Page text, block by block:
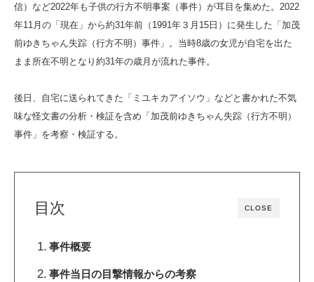
信）など2022年も子供の行方不明事案（事件）が耳目を集めた。2022
年11月の「現在」から約31年前（1991年３月15日）に発生した「加茂
前ゆきちゃん失踪（行方不明）事件」。当時8歳の女児が自宅を出た
まま所在不明となり約31年の歳月が流れた事件。
後日、自宅に送られてきた「ミユキカアイソウ」などと書かれた不気
味な怪文書の分析・検証を含め「加茂前ゆきちゃん失踪（行方不明）
事件」を考察・検証する。
CLOSE
目次
事件概要
事件当日の目撃情報からの考察